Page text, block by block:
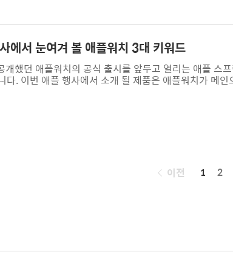
에서 눈여겨 볼 애플워치 3대 키워드
개했던 애플워치의 공식 출시를 앞두고 열리는 애플 스
다. 이번 애플 행사에서 소개 될 제품은 애플워치가 메
것이라는 전망이 우세합니다. 맥북에어의 경우 기존
이라 그냥 새로운 맥북에어가 출시되는 구나 정도로
이전 1 2